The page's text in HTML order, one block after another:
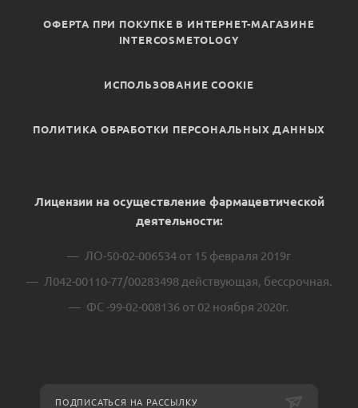
ОФЕРТА ПРИ ПОКУПКЕ В ИНТЕРНЕТ-МАГАЗИНЕ
INTERCOSMETOLOGY
ИСПОЛЬЗОВАНИЕ COOKIE
ПОЛИТИКА ОБРАБОТКИ ПЕРСОНАЛЬНЫХ ДАННЫХ
Лицензии на осуществление фармацевтической
деятельности:
ЛО-50-02-006534 от 15 февраля 2019г
Л042-00110-77/00283498 действующая, бессрочная.
ФС -99-02-008136 от 02 ноября 2020г.
ПОДПИСАТЬСЯ НА РАССЫЛКУ